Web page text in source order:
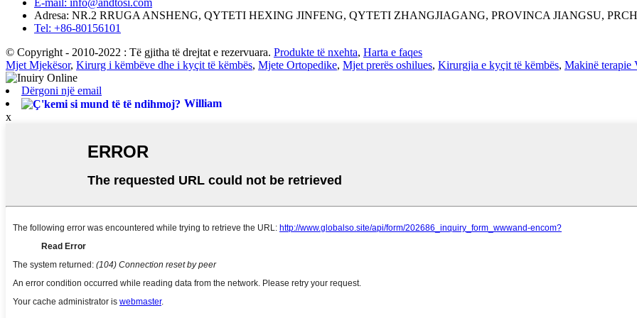
Adresa: NR.2 RRUGA ANSHENG, QYTETI HEXING JINFENG, QYTETI ZHANGJIAGANG, PROVINCA JIANGSU,
Tel: +86-80156101
© Copyright - 2010-2022 : Të gjitha të drejtat e rezervuara. Produkte të nxehta, Harta e faqes
Mjet Mjekësor, Kirurg i këmbëve dhe i kyçit të këmbës, Mjete Ortopedike, Mjet prerës oshilues, Kirurgjia e kyçit të këmbës, Makinë terapie
Dërgoni një email
William
x